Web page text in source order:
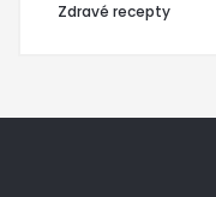
Zdravé recepty